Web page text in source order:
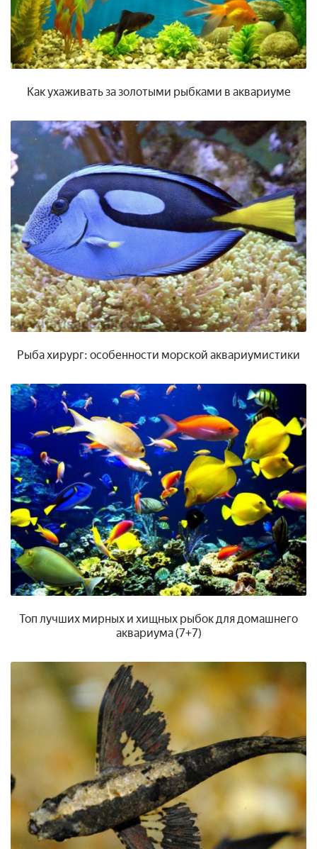
Как ухаживать за золотыми рыбками в аквариуме
Рыба хирург: особенности морской аквариумистики
Топ лучших мирных и хищных рыбок для домашнего
аквариума (7+7)